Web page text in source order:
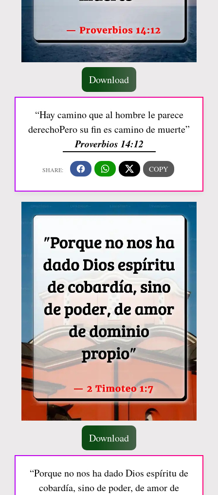
Download
“Hay camino que al hombre le parece
derechoPero su fin es camino de muerte”
Proverbios 14:12
Download
“Porque no nos ha dado Dios espíritu de
cobardía, sino de poder, de amor de